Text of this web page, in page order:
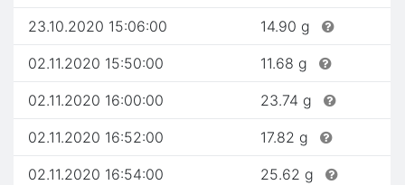
23.10.2020 15:06:00 14.90 g
02.11.2020 15:50:00 11.68 g
02.11.2020 16:00:00 23.74 g
02.11.2020 16:52:00 17.82 g
02.11.2020 16:54:00 25.62 g